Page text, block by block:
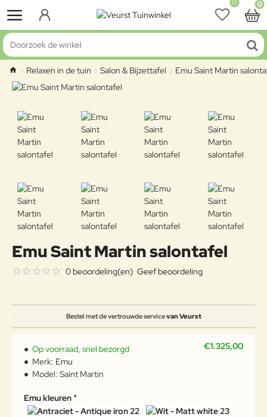
0 0
Doorzoek de winkel
home
Relaxen in de tuin Salon & Bijzettafel Emu Saint Martin
Emu Saint Martin salontafel
Bestel met de vertrouwde servicevan Veurst
0 beoordeling(en) Geef beoordeling
€1.325,00
Op voorraad, snel bezorgd
Merk: Emu
Model: Saint Martin
Emu kleuren